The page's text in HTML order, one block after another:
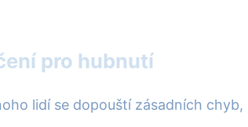
pro hubnutí
lidí se dopouští zásadních